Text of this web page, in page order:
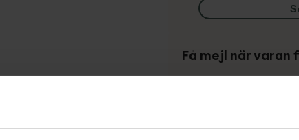
Få mejl när varan
Din e-postadress
Jag accepterar
ansiktscreme för
minska överskott av